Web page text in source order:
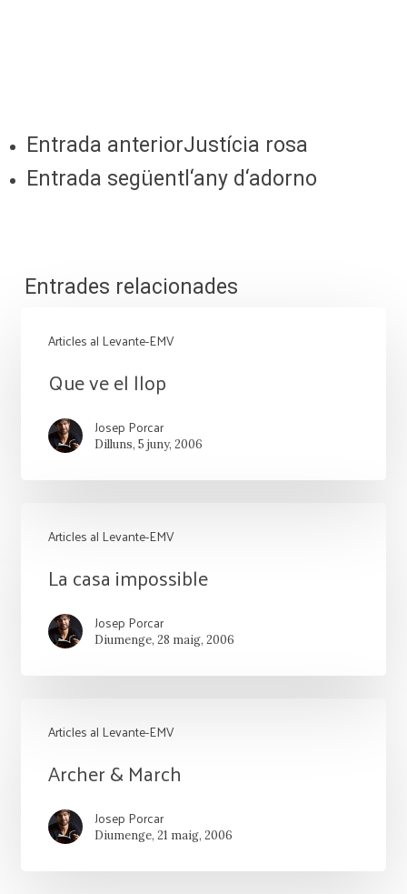
Entrada anteriorJustícia rosa
Entrada següentl‘any d‘adorno
Entrades relacionades
Articles al Levante-EMV
Que ve el llop
Josep Porcar
Dilluns, 5 juny, 2006
Articles al Levante-EMV
impossible
La casa impossible
Josep Porcar
Diumenge, 28 maig, 2006
Articles al Levante-EMV
Archer
March
Archer & March
Josep Porcar
Diumenge, 21 maig, 2006